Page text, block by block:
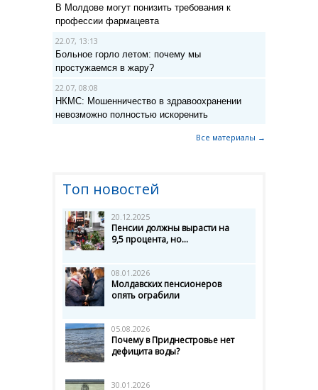
В Молдове могут понизить требования к
профессии фармацевта
22.07, 13:13
Больное горло летом: почему мы
простужаемся в жару?
22.07, 08:08
НКМС: Мошенничество в здравоохранении
невозможно полностью искоренить
Все материалы →
Топ новостей
20.12.2025
Пенсии должны вырасти на
9,5 процента, но...
08.01.2026
Молдавских пенсионеров
опять ограбили
05.08.2026
Почему в Приднестровье нет
дефицита воды?
30.01.2026